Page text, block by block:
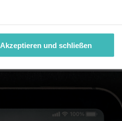
Akzeptieren und schließen